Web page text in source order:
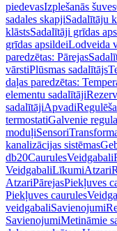
piedevasIzplešanās šuves
sadales skapjiSadalītāju
klāstsSadalītāji grīdas
grīdas apsildeiLodveida
paredzētas: Pārejas
vārstiPlūsmas sadalītājs
daļas paredzētas:
elementu sadalītāji
sadalītājiApvadi
termostatiGalvenie
moduļiSensori
kanalizācijas sistēmas
db20CaurulesVeidgabali
VeidgabaliLīkumiAtzari
AtzariPārejasPiekļuves
Piekļuves caurules
veidgabaliSavienojumi
SavienojumiMetināmie